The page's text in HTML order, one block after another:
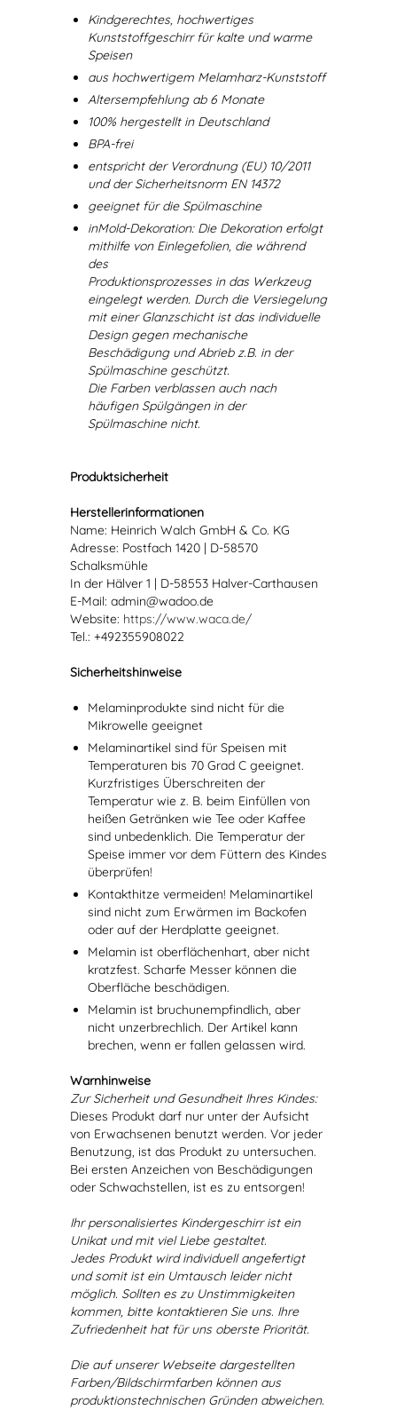
Kindgerechtes, hochwertiges
Kunststoffgeschirr für kalte und warme
Speisen
aus hochwertigem Melamharz-Kunststoff
Altersempfehlung ab 6 Monate
100% hergestellt in Deutschland
BPA-frei
entspricht der Verordnung (EU) 10/2011
und der Sicherheitsnorm EN 14372
geeignet für die Spülmaschine
inMold-Dekoration: Die Dekoration erfolgt
mithilfe von Einlegefolien, die während
des
Produktionsprozesses in das Werkzeug
eingelegt werden. Durch die Versiegelung
mit einer Glanzschicht ist das individuelle
Design gegen mechanische
Beschädigung und Abrieb z.B. in der
Spülmaschine geschützt.
Die Farben verblassen auch nach
häufigen Spülgängen in der
Spülmaschine nicht.
Produktsicherheit
Herstellerinformationen
Name: Heinrich Walch GmbH & Co. KG
Adresse: Postfach 1420 | D-58570
Schalksmühle
In der Hälver 1 | D-58553 Halver-Carthausen
E-Mail: admin@wadoo.de
Website: https://www.waca.de/
Tel.: +492355908022
Sicherheitshinweise
Melaminprodukte sind nicht für die
Mikrowelle geeignet
Melaminartikel sind für Speisen mit
Temperaturen bis 70 Grad C geeignet.
Kurzfristiges Überschreiten der
Temperatur wie z. B. beim Einfüllen von
heißen Getränken wie Tee oder Kaffee
sind unbedenklich. Die Temperatur der
Speise immer vor dem Füttern des Kindes
überprüfen!
Kontakthitze vermeiden! Melaminartikel
sind nicht zum Erwärmen im Backofen
oder auf der Herdplatte geeignet.
Melamin ist oberflächenhart, aber nicht
kratzfest. Scharfe Messer können die
Oberfläche beschädigen.
Melamin ist bruchunempfindlich, aber
nicht unzerbrechlich. Der Artikel kann
brechen, wenn er fallen gelassen wird.
Warnhinweise
Zur Sicherheit und Gesundheit Ihres Kindes:
Dieses Produkt darf nur unter der Aufsicht
von Erwachsenen benutzt werden. Vor jeder
Benutzung, ist das Produkt zu untersuchen.
Bei ersten Anzeichen von Beschädigungen
oder Schwachstellen, ist es zu entsorgen!
Ihr personalisiertes Kindergeschirr ist ein
Unikat und mit viel Liebe gestaltet.
Jedes Produkt wird individuell angefertigt
und somit ist ein Umtausch leider nicht
möglich. Sollten es zu Unstimmigkeiten
kommen, bitte kontaktieren Sie uns. Ihre
Zufriedenheit hat für uns oberste Priorität.
Die auf unserer Webseite dargestellten
Farben/Bildschirmfarben können aus
produktionstechnischen Gründen abweichen.